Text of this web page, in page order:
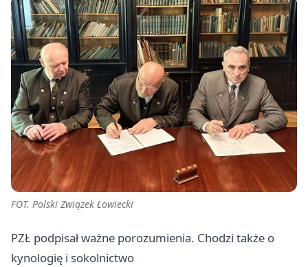
FOT. Polski Związek Łowiecki
PZŁ podpisał ważne porozumienia. Chodzi także o
kynologię i sokolnictwo